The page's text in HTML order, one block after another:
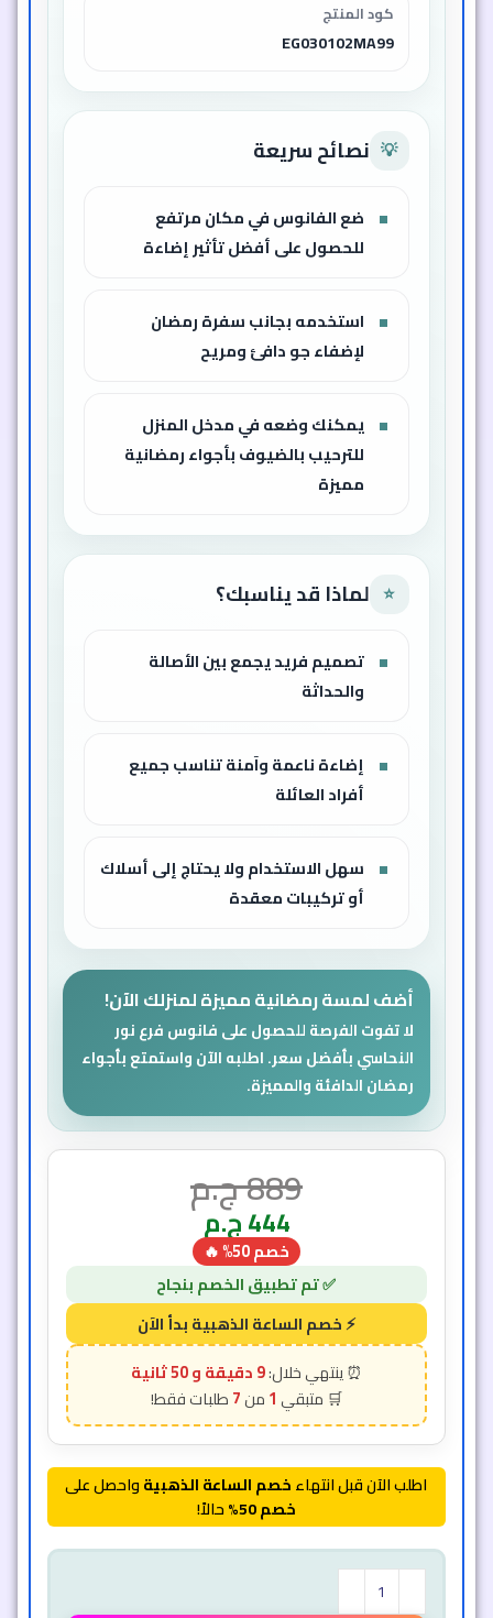
كود المنتج
EG030102MA99
💡 نصائح سريعة
ضع الفانوس في مكان مرتفع
للحصول على أفضل تأثير إضاءة
استخدمه بجانب سفرة رمضان
لإضفاء جو دافئ ومريح
يمكنك وضعه في مدخل المنزل
للترحيب بالضيوف بأجواء رمضانية
مميزة
⭐ لماذا قد يناسبك؟
تصميم فريد يجمع بين الأصالة
والحداثة
إضاءة ناعمة وآمنة تناسب جميع
أفراد العائلة
سهل الاستخدام ولا يحتاج إلى أسلاك
أو تركيبات معقدة
أضف لمسة رمضانية مميزة لمنزلك الآن!
لا تفوت الفرصة للحصول على فانوس فرع نور
النحاسي بأفضل سعر. اطلبه الآن واستمتع بأجواء
رمضان الدافئة والمميزة.
889ج.م
444ج.م
خصم 50% 🔥
9 دقيقة و 48 ثانية
1
7
اطلب الآن قبل انتهاءخصم الساعة الذهبيةواحصل على
خصم 50%
حالاً!